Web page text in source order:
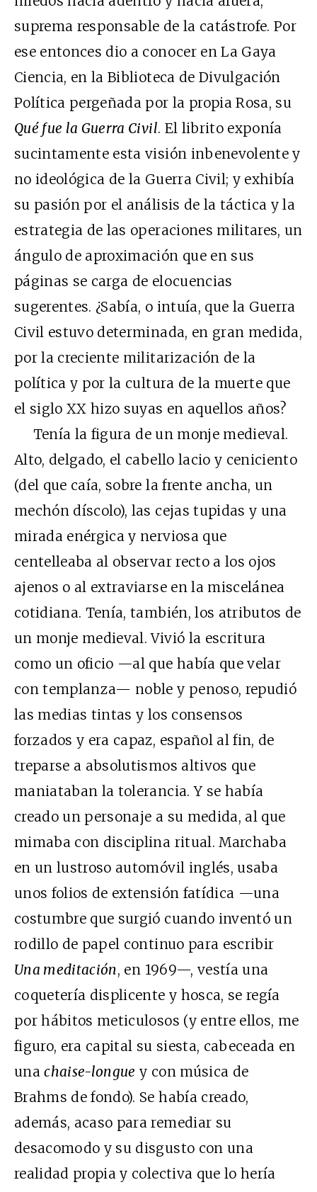
suprema responsable de la catástrofe. Por
ese entonces dio a conocer en La Gaya
Ciencia, en la Biblioteca de Divulgación
Política pergeñada por la propia Rosa, su
Qué fue la Guerra Civil. El librito exponía
sucintamente esta visión inbenevolente y
no ideológica de la Guerra Civil; y exhibía
su pasión por el análisis de la táctica y la
estrategia de las operaciones militares, un
ángulo de aproximación que en sus
páginas se carga de elocuencias
sugerentes. ¿Sabía, o intuía, que la Guerra
Civil estuvo determinada, en gran medida,
por la creciente militarización de la
política y por la cultura de la muerte que
el siglo XX hizo suyas en aquellos años?
Tenía la figura de un monje medieval.
Alto, delgado, el cabello lacio y ceniciento
(del que caía, sobre la frente ancha, un
mechón díscolo), las cejas tupidas y una
mirada enérgica y nerviosa que
centelleaba al observar recto a los ojos
ajenos o al extraviarse en la miscelánea
cotidiana. Tenía, también, los atributos de
un monje medieval. Vivió la escritura
como un oficio —al que había que velar
con templanza— noble y penoso, repudió
las medias tintas y los consensos
forzados y era capaz, español al fin, de
treparse a absolutismos altivos que
maniataban la tolerancia. Y se había
creado un personaje a su medida, al que
mimaba con disciplina ritual. Marchaba
en un lustroso automóvil inglés, usaba
unos folios de extensión fatídica —una
costumbre que surgió cuando inventó un
rodillo de papel continuo para escribir
Una meditación, en 1969—, vestía una
coquetería displicente y hosca, se regía
por hábitos meticulosos (y entre ellos, me
figuro, era capital su siesta, cabeceada en
unachaise-longue y con música de
Brahms de fondo). Se había creado,
además, acaso para remediar su
desacomodo y su disgusto con una
realidad propia y colectiva que lo hería